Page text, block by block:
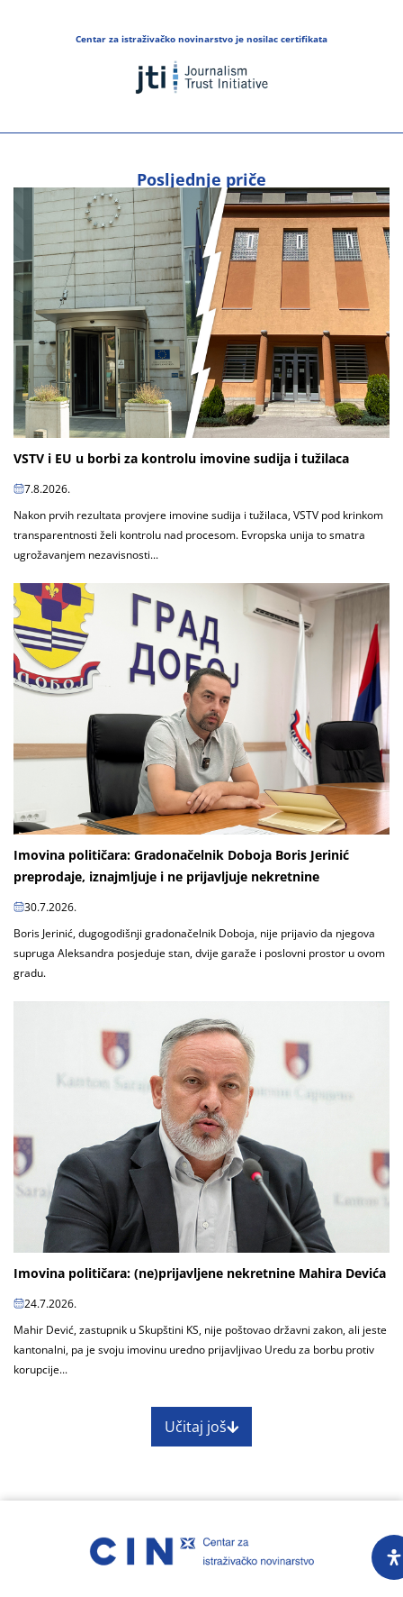
Centar za istraživačko novinarstvo je nosilac certifikata
Posljednje priče
VSTV i EU u borbi za kontrolu imovine sudija i tužilaca
7.8.2026.
Nakon prvih rezultata provjere imovine sudija i tužilaca, VSTV pod krinkom
transparentnosti želi kontrolu nad procesom. Evropska unija to smatra
ugrožavanjem nezavisnosti...
Imovina političara: Gradonačelnik Doboja Boris Jerinić
preprodaje, iznajmljuje i ne prijavljuje nekretnine
30.7.2026.
Boris Jerinić, dugogodišnji gradonačelnik Doboja, nije prijavio da njegova
supruga Aleksandra posjeduje stan, dvije garaže i poslovni prostor u ovom
gradu.
Imovina političara: (ne)prijavljene nekretnine Mahira Devića
24.7.2026.
Mahir Dević, zastupnik u Skupštini KS, nije poštovao državni zakon, ali jeste
kantonalni, pa je svoju imovinu uredno prijavljivao Uredu za borbu protiv
korupcije...
Učitaj još